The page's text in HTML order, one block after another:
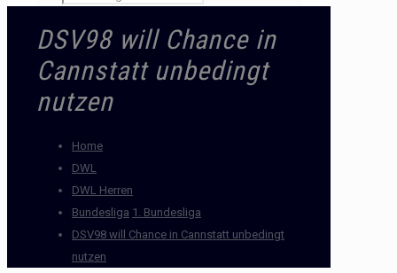
DSV98 will Chance in
Cannstatt unbedingt
nutzen
Home
DWL
DWL Herren
Bundesliga 1. Bundesliga
DSV98 will Chance in Cannstatt unbedingt
nutzen